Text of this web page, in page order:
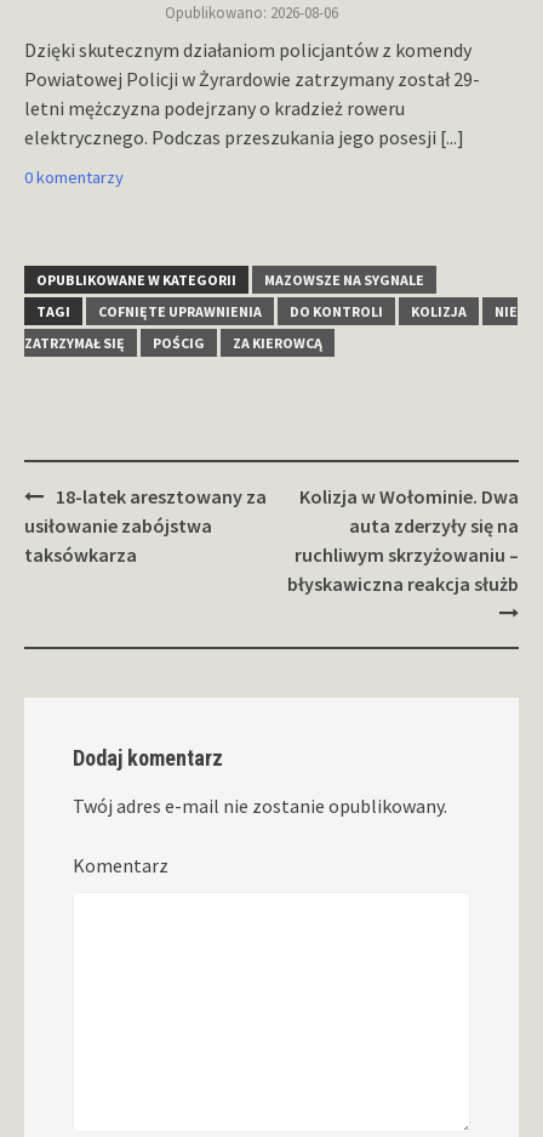
Opublikowano: 2026-08-06
Dzięki skutecznym działaniom policjantów z komendy
Powiatowej Policji w Żyrardowie zatrzymany został 29-
letni mężczyzna podejrzany o kradzież roweru
elektrycznego. Podczas przeszukania jego posesji [...]
0 komentarzy
OPUBLIKOWANE W KATEGORII
MAZOWSZE NA SYGNALE
TAGI
COFNIĘTE UPRAWNIENIA DO KONTROLI KOLIZJA
NIE
ZATRZYMAŁ SIĘ
POŚCIG ZA KIEROWCĄ
Zobacz
wpisy
18-latek aresztowany za
usiłowanie zabójstwa
taksówkarza
Kolizja w Wołominie. Dwa
auta zderzyły się na
ruchliwym skrzyżowaniu –
błyskawiczna reakcja służb
Dodaj komentarz
Twój adres e-mail nie zostanie opublikowany.
Komentarz